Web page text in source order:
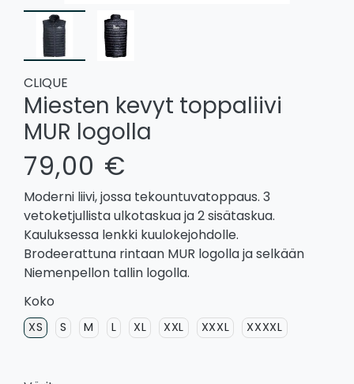
CLIQUE
Miesten kevyt toppaliivi
MUR logolla
79,00 €
Moderni liivi, jossa tekountuvatoppaus. 3
vetoketjullista ulkotaskua ja 2 sisätaskua.
Kauluksessa lenkki kuulokejohdolle.
Brodeerattuna rintaan MUR logolla ja selkään
Niemenpellon tallin logolla.
Koko
XS S M L XL XXL XXXL XXXXL